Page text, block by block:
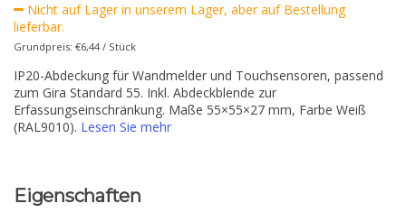
Nicht auf Lager in unserem Lager, aber auf Bestellung
lieferbar.
Grundpreis: €6,44 / Stück
IP20-Abdeckung für Wandmelder und Touchsensoren, passend
zum Gira Standard 55. Inkl. Abdeckblende zur
Erfassungseinschränkung. Maße 55×55×27 mm, Farbe Weiß
(RAL9010). Lesen Sie mehr
Eigenschaften